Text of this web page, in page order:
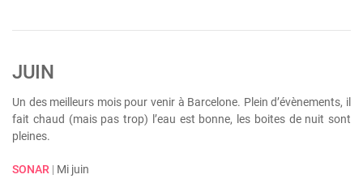
JUIN
Un des meilleurs mois pour venir à Barcelone. Plein d’évènements, il
fait chaud (mais pas trop) l’eau est bonne, les boites de nuit sont
pleines.
SONAR | Mi juin